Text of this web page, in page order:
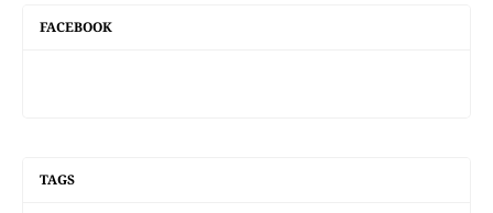
FACEBOOK
TAGS